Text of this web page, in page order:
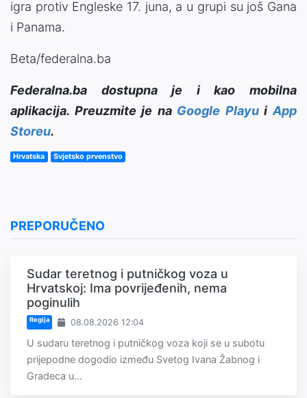
igra protiv Engleske 17. juna, a u grupi su još Gana
i Panama.
Beta/federalna.ba
Federalna.ba dostupna je i kao mobilna
aplikacija. Preuzmite je na Google PlayuiApp
Storeu.
Hrvatska Svjetsko prvenstvo
PREPORUČENO
Sudar teretnog i putničkog voza u
Hrvatskoj: Ima povrijeđenih, nema
poginulih
Regija 08.08.2026 12:04
U sudaru teretnog i putničkog voza koji se u subotu
prijepodne dogodio između Svetog Ivana Žabnog i
Gradeca u...